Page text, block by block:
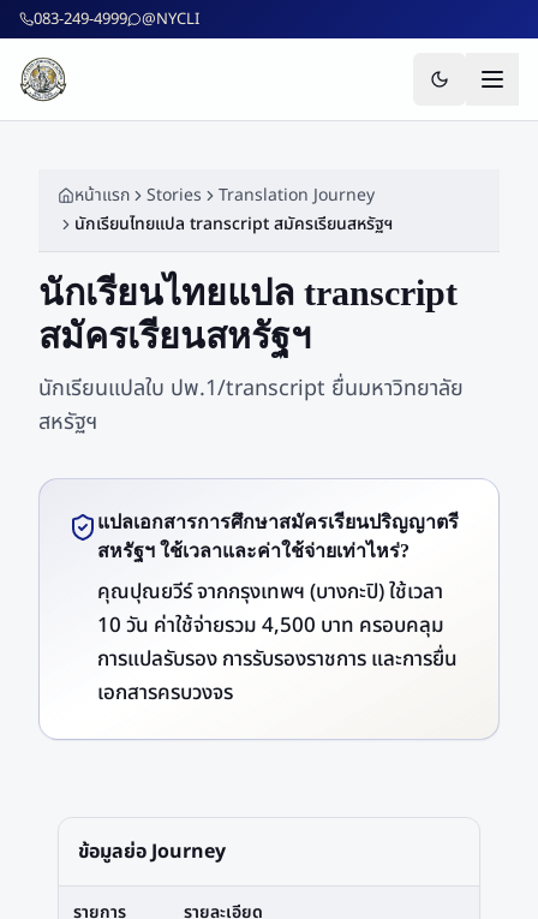
ข้ามไปยังเนื้อหาหลัก
083-249-4999 @NYCLI
หน้าแรก Stories
Translation Journey
นักเรียนไทยแปล transcript สมัครเรียนสหรัฐฯ
นักเรียนไทยแปล transcript
สมัครเรียนสหรัฐฯ
นักเรียนแปลใบ ปพ.1/transcript ยื่นมหาวิทยาลัย
สหรัฐฯ
แปลเอกสารการศึกษาสมัครเรียนปริญญาตรี
สหรัฐฯ ใช้เวลาและค่าใช้จ่ายเท่าไหร่?
คุณปุณยวีร์ จากกรุงเทพฯ (บางกะปิ) ใช้เวลา
10 วัน ค่าใช้จ่ายรวม 4,500 บาท ครอบคลุม
การแปลรับรอง การรับรองราชการ และการยื่น
เอกสารครบวงจร
ข้อมูลย่อ Journey
รายการ รายละเอียด